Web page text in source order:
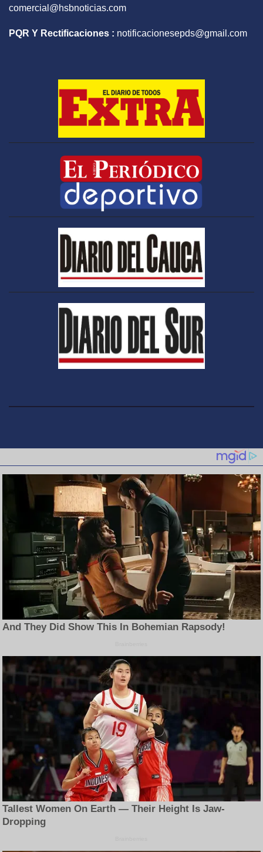
comercial@hsbnoticias.com
PQR Y Rectificaciones : notificacionesepds@gmail.com